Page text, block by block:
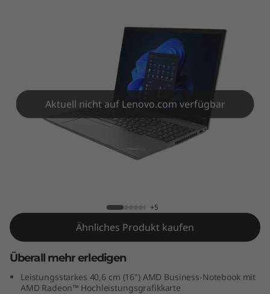
A
Aktuell nicht auf Lenovo.com verfügbar
+5
Ähnliches Produkt kaufen
Überall mehr erledigen
Leistungsstarkes 40,6 cm (16") AMD Business-Notebook mit
AMD Radeon™ Hochleistungsgrafikkarte